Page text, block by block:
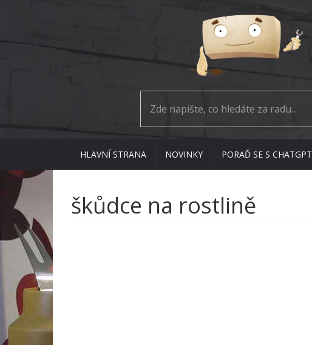
HLAVNÍ STRANA NOVINKY PORAĎ SE S CHATGPT
škůdce na rostlině